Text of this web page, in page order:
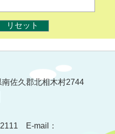
佐久郡北相木村2744
E-mail：